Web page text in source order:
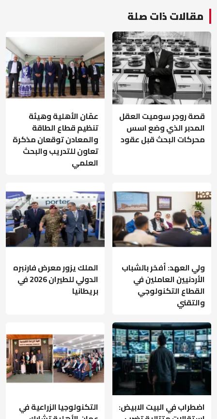
مقالات ذات صلة
قصة روجر سوميت العقل
المدبر الذي وضع اسس
محركات البحث قبل عقود
عمّان الأهلية وهيئة
تنظيم قطاع الطاقة
والمعادن توقعان مذكرة
تعاون للتدريب والبحث
العلمي
ولي العهد: أفخر بالشباب
الأردنيين العاملين في
القطاع التكنولوجي
والتقني
الملك يزور معرض فارنبره
الدولي للطيران 2026 في
بريطانيا
اضطراب في البيت الابيض:
التكنولوجيا الزراعية في